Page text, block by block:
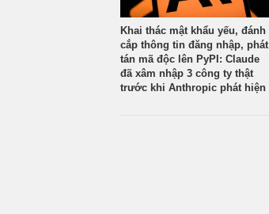
Khai thác mật khẩu yếu, đánh
cắp thông tin đăng nhập, phát
tán mã độc lên PyPI: Claude
đã xâm nhập 3 công ty thật
trước khi Anthropic phát hiện